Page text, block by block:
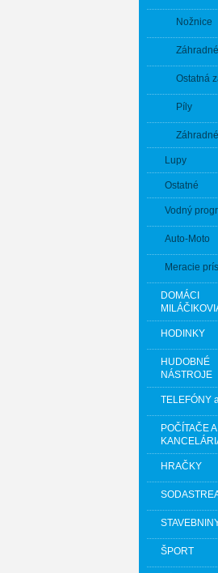
Nožnice
Ostatná
Píly
Lupy
Ostatné
Vodný
Auto-Moto
Meracie
DOMÁCI
HODINKY
HUDOBNÉ
NÁSTROJE
TELEFÓNY
POČÍTAČE A
HRAČKY
ŠPORT